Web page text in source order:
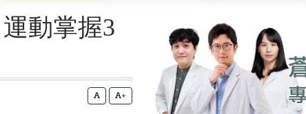
動掌握3
+